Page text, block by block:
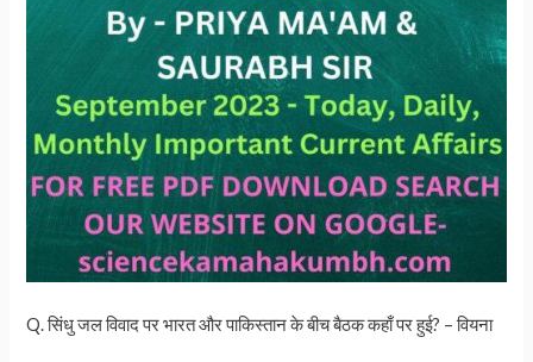
Q. सिंधु जल विवाद पर भारत और पाकिस्तान के बीच बैठक कहाँ पर हुई? – वियना